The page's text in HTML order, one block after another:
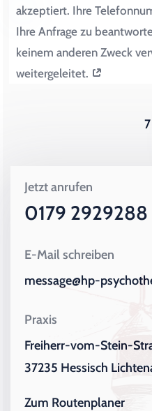
akzeptiert. Ihre
Ihre Anfrage zu
keinem anderen Zweck
weitergeleitet.
Jetzt anrufen
0179 2929288
E-Mail schreiben
message@hp-
Praxis
Freiherr-vom-Stein-
37235 Hessisch
Zum Routenplaner